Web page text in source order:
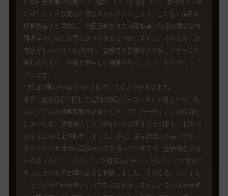
が非常に大きな変化と感じる方も多いでしょう。しかし、前回の
打撃数減少と同様に、今回反映された内容も黒い砂漠の健全な戦
闘環境のために必要な部分であると判断しました。そのため、各
内容がしっかりと反映され、冒険者の皆様がより楽しくゲームを
楽しめるよう、今後も集中して最善を尽くします。ありがとうご
ざいます。
* 前回の黒い砂漠研究所と比較して変更点があります。
まず、速度減少に関して追加の検証とテストを行いましたが、特
定のクラスの効果変更が必要でした。特にガーディアンは相対的
に遅いため、速度減少デバフが10%では不十分と判断し、10％で
はなく20%に上方調整しました。逆に、最も機動力の高いブレイ
ダーとツバキは20%減少デバフを持っていますが、全体的な状況
を考慮すると、この2クラスが速度減少デバフを持つことは他のク
ラスに比べて不合理であると判断しました。そのため、ブレイダ
ーとツバキの速度減少デバフ効果を削除しました。これは速度減